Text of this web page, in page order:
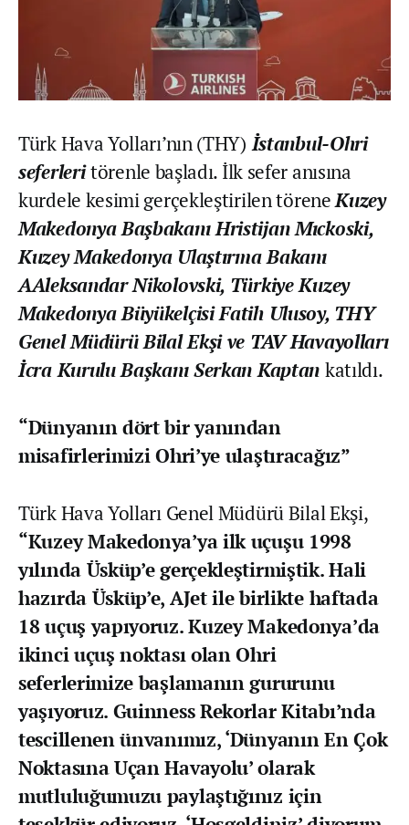
Türk Hava Yolları’nın (THY) İstanbul-Ohri
seferleritörenle başladı. İlk sefer anısına
kurdele kesimi gerçekleştirilen töreneKuzey
Makedonya Başbakanı Hristijan Mıckoski,
Kuzey Makedonya Ulaştırma Bakanı
AAleksandar Nikolovski, Türkiye Kuzey
Makedonya Büyükelçisi Fatih Ulusoy, THY
Genel Müdürü Bilal Ekşi ve TAV Havayolları
İcra Kurulu Başkanı Serkan Kaptan katıldı.
“Dünyanın dört bir yanından
misafirlerimizi Ohri’ye ulaştıracağız”
Türk Hava Yolları Genel Müdürü Bilal Ekşi,
“Kuzey Makedonya’ya ilk uçuşu 1998
yılında Üsküp’e gerçekleştirmiştik. Hali
hazırda Üsküp’e, AJet ile birlikte haftada
18 uçuş yapıyoruz. Kuzey Makedonya’da
ikinci uçuş noktası olan Ohri
seferlerimize başlamanın gururunu
yaşıyoruz. Guinness Rekorlar Kitabı’nda
tescillenen ünvanımız, ‘Dünyanın En Çok
Noktasına Uçan Havayolu’ olarak
mutluluğumuzu paylaştığınız için